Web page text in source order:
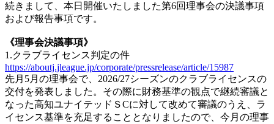
続きまして、本日開催いたしました第6回理事会の決議事項
および報告事項です。
《理事会決議事項》
1.クラブライセンス判定の件
https://aboutj.jleague.jp/corporate/pressrelease/article/15987
先月5月の理事会で、2026/27シーズンのクラブライセンスの
交付を発表しました。その際に財務基準の観点で継続審議と
なった高知ユナイテッドＳСに対して改めて審議のうえ、ラ
イセンス基準を充足することとなりましたので、今月の理事